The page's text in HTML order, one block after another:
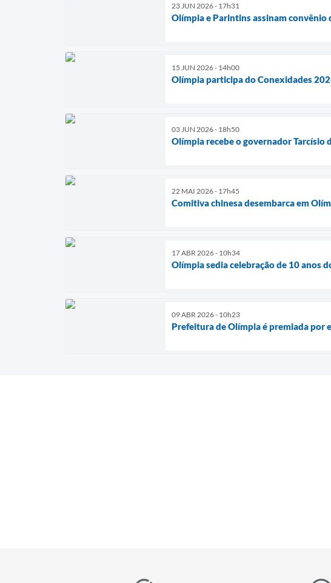
23 JUN 2026 - 17h31
Olímpia e Parintins assinam
15 JUN 2026 - 14h00
Olímpia participa do Conexidades
03 JUN 2026 - 18h50
Olímpia recebe o governador Tarcísio
22 MAI 2026 - 17h45
Comitiva chinesa desembarca em
17 ABR 2026 - 10h34
Olímpia sedia celebração de 10 anos
09 ABR 2026 - 10h23
Prefeitura de Olímpia é premiada por